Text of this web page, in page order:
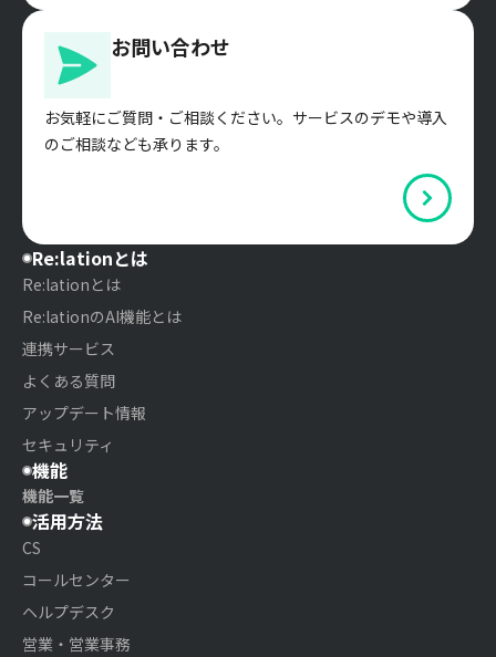
お問い合わせ
お気軽にご質問・ご相談ください。サービスのデモや導入
のご相談なども承ります。
Re:lationとは
Re:lationとは
Re:lationのAI機能とは
連携サービス
よくある質問
アップデート情報
セキュリティ
機能
機能一覧
活用方法
CS
コールセンター
ヘルプデスク
営業・営業事務